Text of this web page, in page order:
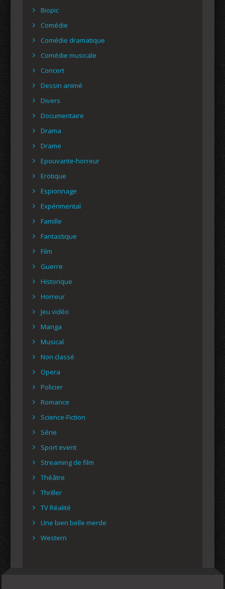
Biopic
Comédie
Comédie dramatique
Comédie musicale
Concert
Dessin animé
Divers
Documentaire
Drama
Drame
Epouvante-horreur
Erotique
Espionnage
Expérimental
Famille
Fantastique
Film
Guerre
Historique
Horreur
Jeu vidéo
Manga
Musical
Non classé
Opera
Policier
Romance
Science-Fiction
Série
Sport event
Streaming de film
Théâtre
Thriller
TV Réalité
Une bien belle merde
Western